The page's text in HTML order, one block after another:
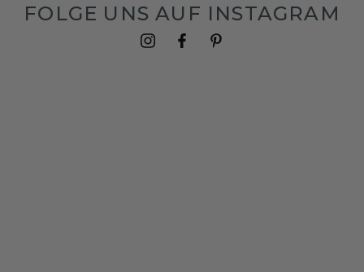
FOLGE UNS AUF INSTAGRAM